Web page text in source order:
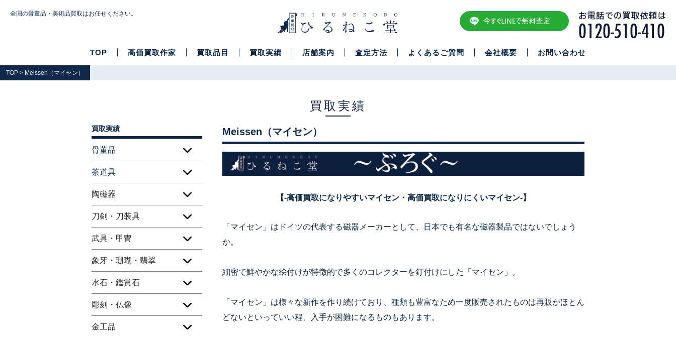
全国の骨董品・美術品買取はお任せください。
TOP 高価買取作家 買取品目 買取実績 店舗案内 査定方法 よくあるご質問 会社概要 お問い合わせ
TOP > Meissen（マイセン）
買取実績
Meissen（マイセン）
【-高価買取になりやすいマイセン・高価買取になりにくいマイセン-】
「マイセン」はドイツの代表する磁器メーカーとして、日本でも有名な磁器製品ではないでしょう
か。
細密で鮮やかな絵付けが特徴的で多くのコレクターを釘付けにした「マイセン」。
「マイセン」は様々な新作を作り続けており、種類も豊富なため一度販売されたものは再販がほとん
どないといっていい程、入手が困難になるものもあります。
買取実績
骨董品
茶道具
陶磁器
刀剣・刀装具
武具・甲冑
象牙・珊瑚・翡翠
水石・鑑賞石
彫刻・仏像
金工品